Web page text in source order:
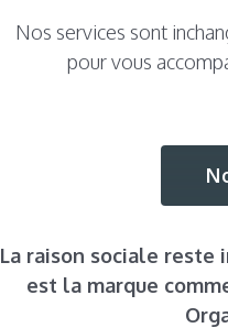
Nos services sont
pour vous
La raison sociale reste
est la marque